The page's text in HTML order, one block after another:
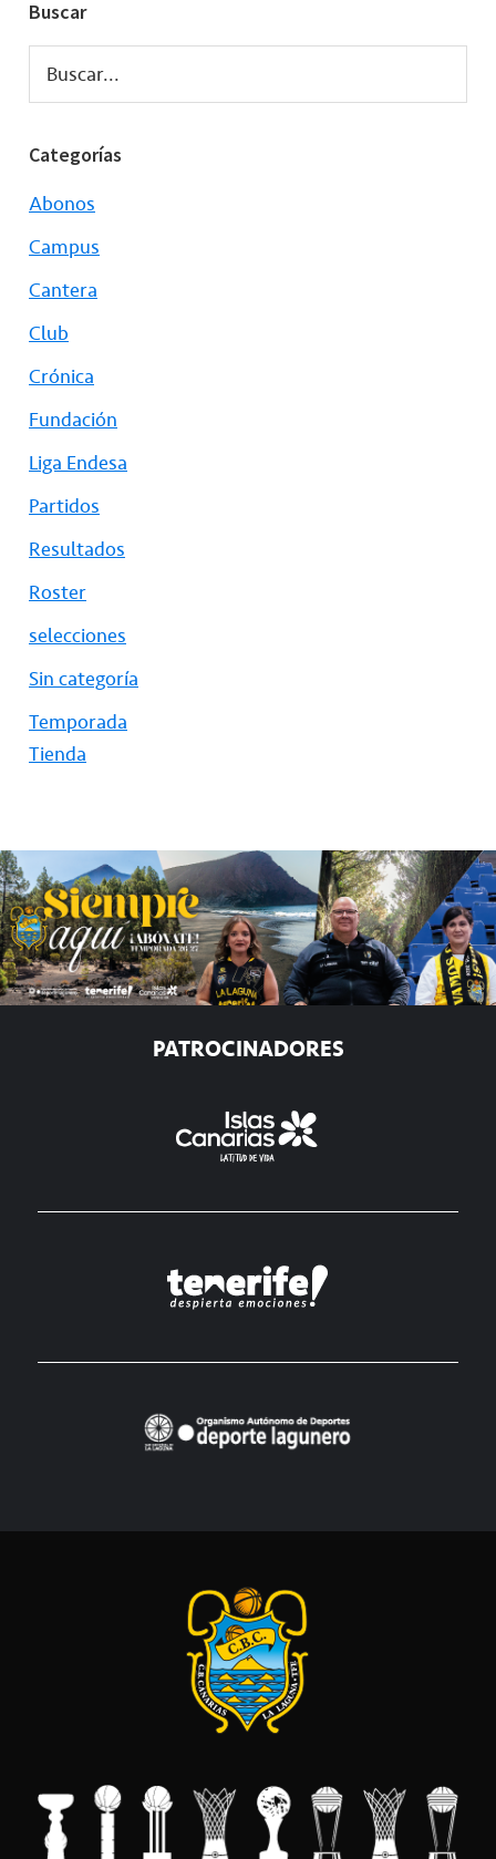
Buscar
Buscar...
Categorías
Abonos
Campus
Cantera
Club
Crónica
Fundación
Liga Endesa
Partidos
Resultados
Roster
selecciones
Sin categoría
Temporada
Tienda
PATROCINADORES